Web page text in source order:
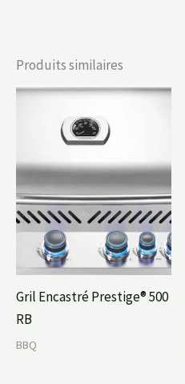
Produits similaires
Gril Encastré Prestige® 500
RB
BBQ